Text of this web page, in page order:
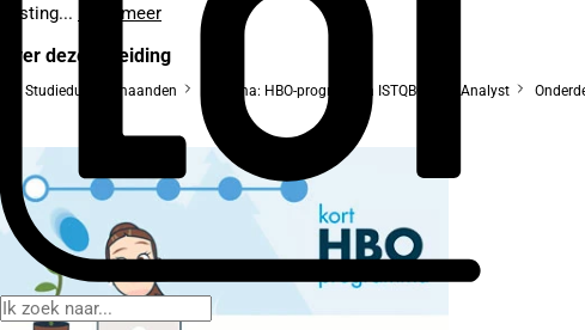
Testing...
Lees meer
Over deze opleiding
Studieduur: 3 maanden Diploma: HBO-programma ISTQB® Test Analyst